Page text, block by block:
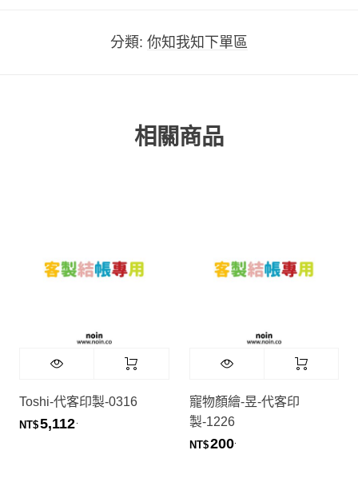
分類: 你知我知下單區
相關商品
Toshi-代客印製-0316
NT$5,112
寵物顏繪-昱-代客印
製-1226
NT$200